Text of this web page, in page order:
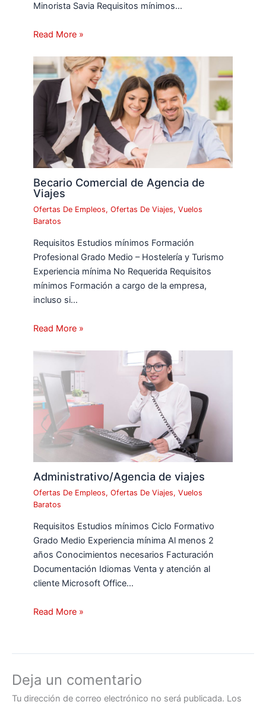
Minorista Savia Requisitos mínimos…
Read More »
Becario Comercial de Agencia de
Viajes
Ofertas De Empleos,Ofertas De Viajes,Vuelos
Baratos
Requisitos Estudios mínimos Formación
Profesional Grado Medio – Hostelería y Turismo
Experiencia mínima No Requerida Requisitos
mínimos Formación a cargo de la empresa,
incluso si…
Read More »
Administrativo/Agencia de viajes
Ofertas De Empleos,Ofertas De Viajes,Vuelos
Baratos
Requisitos Estudios mínimos Ciclo Formativo
Grado Medio Experiencia mínima Al menos 2
años Conocimientos necesarios Facturación
Documentación Idiomas Venta y atención al
cliente Microsoft Office…
Read More »
Deja un comentario
Tu dirección de correo electrónico no será publicada. Los